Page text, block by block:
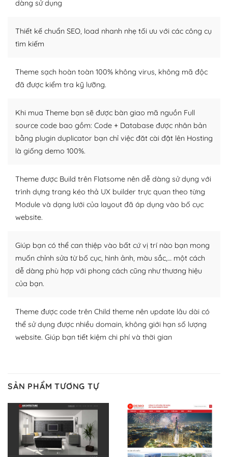
– Sở hữu một cộng đồng lớn, sẵn sàng hỗ trợ
người cuồng tín WordPress.
kiếm những cộng đồng WordPress, họ sẽ giúp bạn trả
lời, giải đáp vấn đề của bạn.
Cộng đồng sử dụng WordPress sẵn sàng hỗ trợ bạn
Plugin mở rộng là thành phần cài đặt thêm vào
WordPress để tăng thêm các tính năng cần thiết. Có
nhiều plugin trả phí hoặc miễn phí.
plugin của WordPress rất phong phú. Bạn có thể thỏa
thích chọn lựa plugin và themes phù hợp cho mục đích
lập website của mình.
WordPress đa dạng plugin và themes
– Dễ sử dụng
Với mọi Hosting bất kỳ thì WordPress đều có thể dễ
Và bạn có toàn quyền tự do khi quyết định nơi lưu trữ
trang web WordPress của bạn.
Dễ dàng lựa chọn Hosting cho website WordPress
– Bảo mật cực tốt
Vì WordPress hiện là nền tảng xây dựng trang web và
dàng sử dụng
Thiết kế chuẩn SEO, load nhanh nhẹ tối ưu với các công cụ
tìm kiếm
Theme sạch hoàn toàn 100% không virus, không mã độc
đã được kiểm tra kỹ lưỡng.
Khi mua Theme bạn sẽ được bàn giao mã nguồn Full
source code bao gồm: Code + Database được nhân bản
bằng plugin duplicator bạn chỉ việc đăt cài đặt lên Hosting
là giống demo 100%.
Theme được Build trên Flatsome nên dễ dàng sử dụng với
trình dựng trang kéo thả UX builder trực quan theo từng
Module và dạng lưới của layout đã áp dụng vào bố cục
website.
Giúp bạn có thể can thiệp vào bất cứ vị trí nào bạn mong
muốn chỉnh sửa từ bố cục, hình ảnh, màu sắc,… một cách
dễ dàng phù hợp với phong cách cũng như thương hiệu
của bạn.
Theme được code trên Child theme nên update lâu dài có
thể sử dụng được nhiều domain, không giới hạn số lượng
website. Giúp bạn tiết kiệm chi phí và thời gian
SẢN PHẨM TƯƠNG TỰ